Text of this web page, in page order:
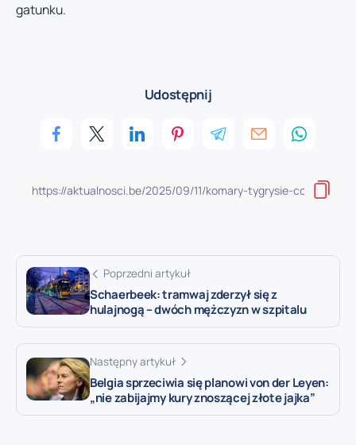
gatunku.
Udostępnij
Poprzedni artykuł
Schaerbeek: tramwaj zderzył się z
hulajnogą – dwóch mężczyzn w szpitalu
Następny artykuł
Belgia sprzeciwia się planowi von der Leyen:
„nie zabijajmy kury znoszącej złote jajka”